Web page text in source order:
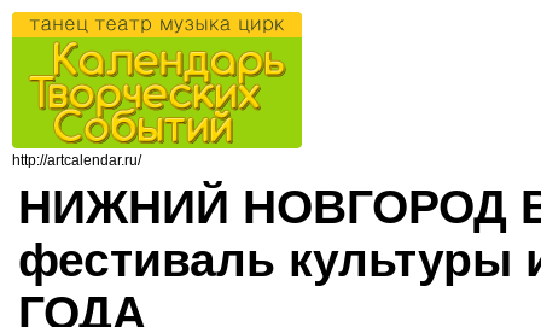
http://artcalendar.ru/
НИЖНИЙ НОВГОРОД
фестиваль
ГОДА